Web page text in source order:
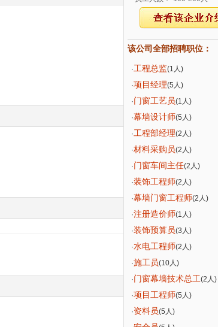
该公司全部招聘职位：
·工程总监(1人)
·项目经理(5人)
·门窗工艺员(1人)
·幕墙设计师(5人)
·工程部经理(2人)
·材料采购员(2人)
·门窗车间主任(2人)
·装饰工程师(2人)
·幕墙门窗工程师(2人)
·注册造价师(1人)
·装饰预算员(3人)
·水电工程师(2人)
·施工员(10人)
·门窗幕墙技术总工(2人)
·项目工程师(5人)
·资料员(5人)